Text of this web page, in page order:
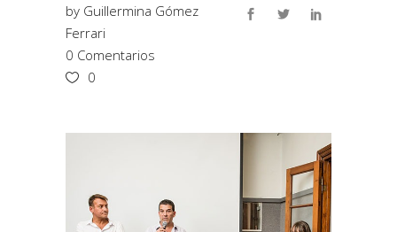
by Guillermina Gómez
Ferrari
0 Comentarios
0